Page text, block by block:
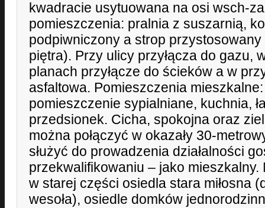
kwadracie usytuowana na osi wsch-
pomieszczenia: pralnia z suszarnią,
podpiwniczony a strop
piętra). Przy ulicy przyłącza do gazu,
planach przyłącze do ścieków a w
asfaltowa. Pomieszczenia
pomieszczenie sypialniane, kuchnia,
przedsionek. Cicha, spokojna oraz
można połączyć w okazały 30-
służyć do prowadzenia działalności
przekwalifikowaniu – jako
w starej części osiedla stara miłosna
wesoła), osiedle domków